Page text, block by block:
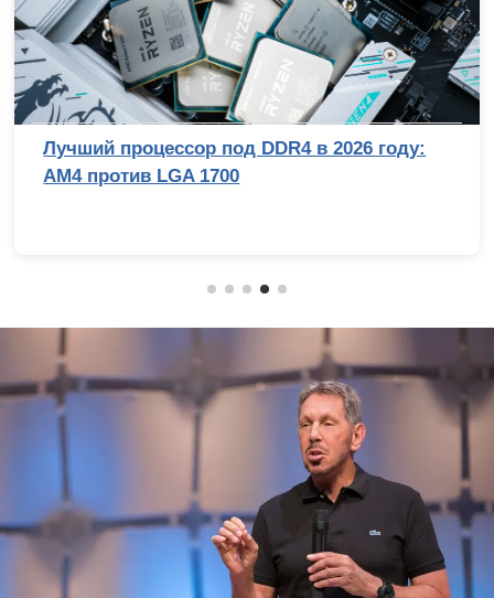
Лучший процессор под DDR4 в 2026 году:
AM4 против LGA 1700